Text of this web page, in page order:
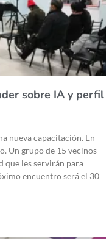
sobre IA y perfil
nueva capacitación. En
Un grupo de 15 vecinos
que les servirán para
encuentro será el 30